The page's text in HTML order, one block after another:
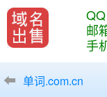
QQ
邮
手
单词.com.cn